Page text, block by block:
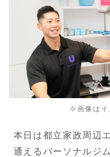
※画像はイ
本日は都立家政周辺
通えるパーソナルジ